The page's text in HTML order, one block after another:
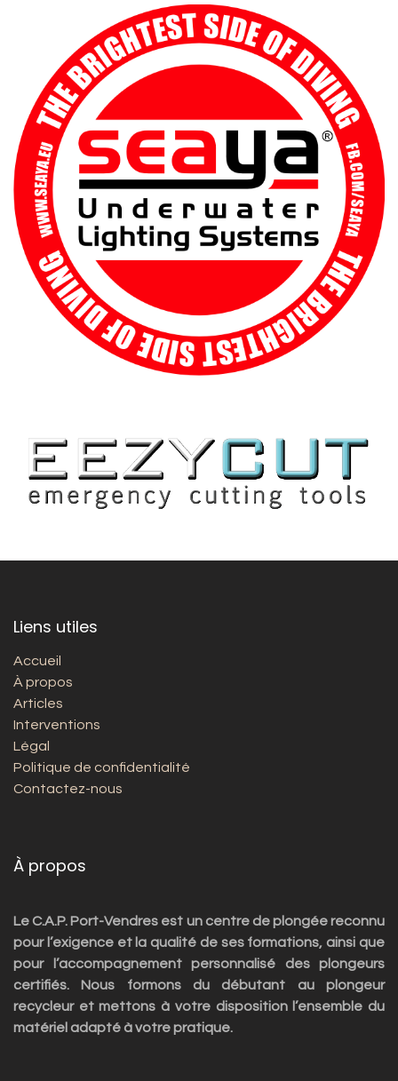
Liens utiles
Accueil
À propos
Articles
Interventions
Légal
Politique de confidentialité
Contactez-nous
À propos
Le C.A.P. Port-Vendres est un centre de plongée reconnu
pour l’exigence et la qualité de ses formations, ainsi que
pour l’accompagnement personnalisé des plongeurs
certifiés. Nous formons du débutant au plongeur
recycleur et mettons à votre disposition l’ensemble du
matériel adapté à votre pratique.